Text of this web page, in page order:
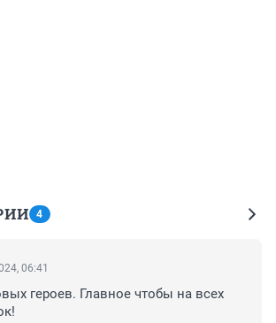
4
06:41
героев. Главное чтобы на всех